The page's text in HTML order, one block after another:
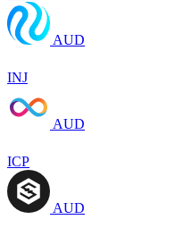
AUD
INJ
AUD
ICP
AUD